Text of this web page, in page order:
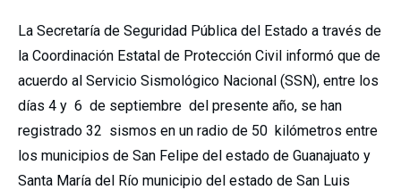
La Secretaría de Seguridad Pública del Estado a través de
la Coordinación Estatal de Protección Civil informó que de
acuerdo al Servicio Sismológico Nacional (SSN), entre los
días 4 y 6 de septiembre del presente año, se han
registrado 32 sismos en un radio de 50 kilómetros entre
los municipios de San Felipe del estado de Guanajuato y
Santa María del Río municipio del estado de San Luis